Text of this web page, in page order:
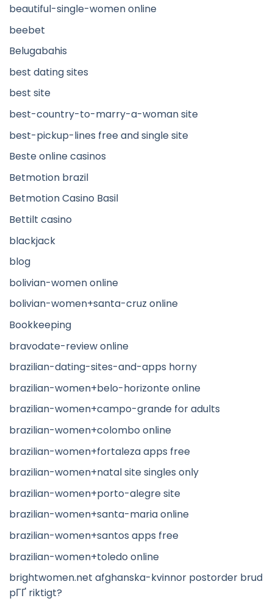
beautiful-single-women online
beebet
Belugabahis
best dating sites
best site
best-country-to-marry-a-woman site
best-pickup-lines free and single site
Beste online casinos
Betmotion brazil
Betmotion Casino Basil
Bettilt casino
blackjack
blog
bolivian-women online
bolivian-women+santa-cruz online
Bookkeeping
bravodate-review online
brazilian-dating-sites-and-apps horny
brazilian-women+belo-horizonte online
brazilian-women+campo-grande for adults
brazilian-women+colombo online
brazilian-women+fortaleza apps free
brazilian-women+natal site singles only
brazilian-women+porto-alegre site
brazilian-women+santa-maria online
brazilian-women+santos apps free
brazilian-women+toledo online
brightwomen.net afghanska-kvinnor postorder brud
pГҐ riktigt?